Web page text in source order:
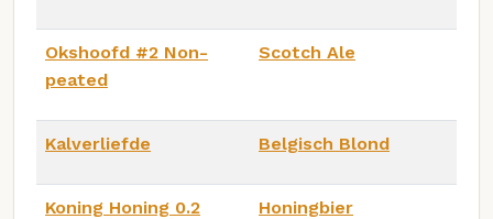
Okshoofd #2 Non-
peated
Scotch Ale
Kalverliefde Belgisch Blond
Koning Honing 0.2 Honingbier